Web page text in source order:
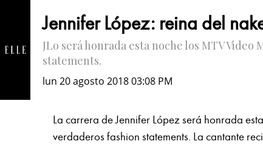
Jennifer López: reina del
JLo será honrada esta noche los MTV
statements.
lun 20 agosto 2018 03:08 PM
La carrera de Jennifer López será honrada
verdaderos fashion statements. La cantante